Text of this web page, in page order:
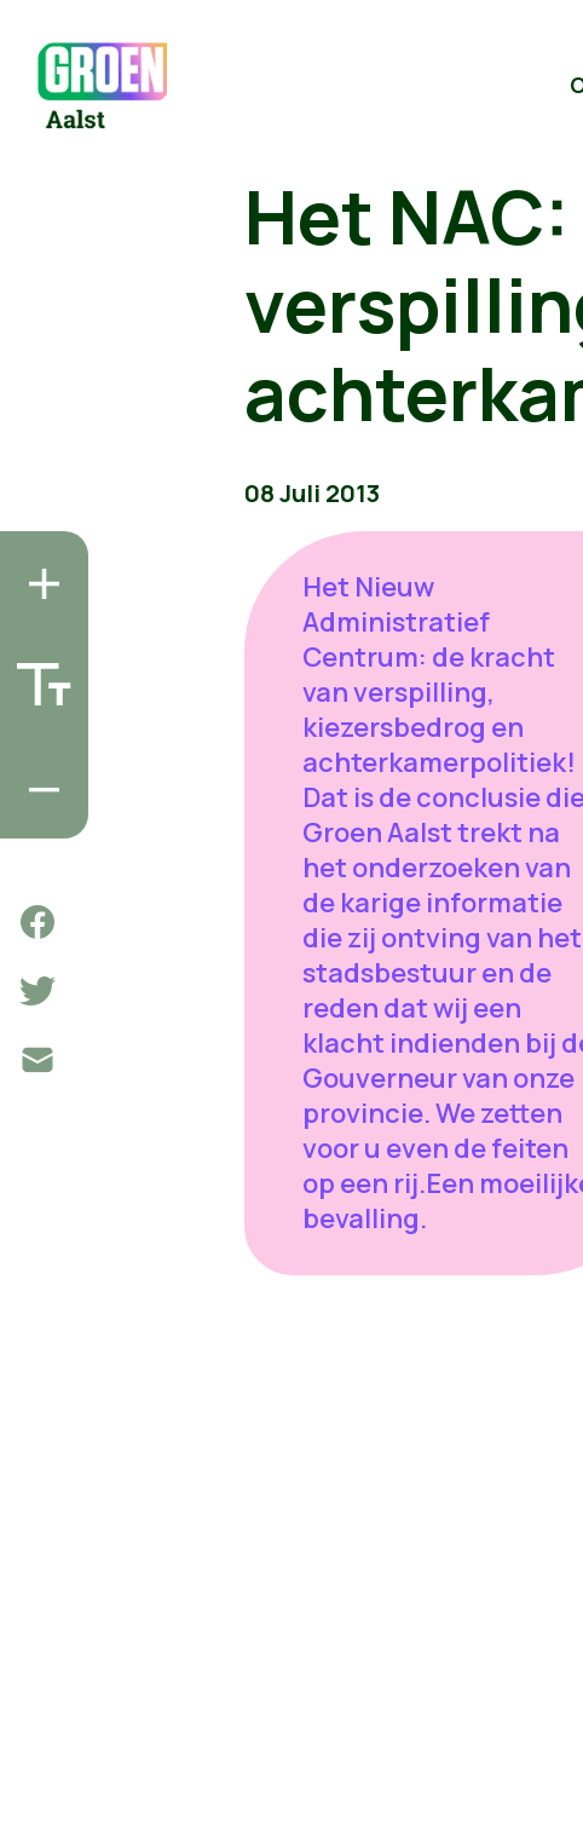
Het
08 Juli 2013
Het Nieuw
Administratief
Centrum: de kracht
van verspilling,
kiezersbedrog en
achterkamerpolitiek!
Dat is de conclusie
Groen Aalst trekt na
het onderzoeken van
de karige informatie
die zij ontving van het
stadsbestuur en de
reden dat wij een
klacht indienden bij
Gouverneur van onze
provincie. We zetten
voor u even de feiten
op een rij.Een
bevalling.